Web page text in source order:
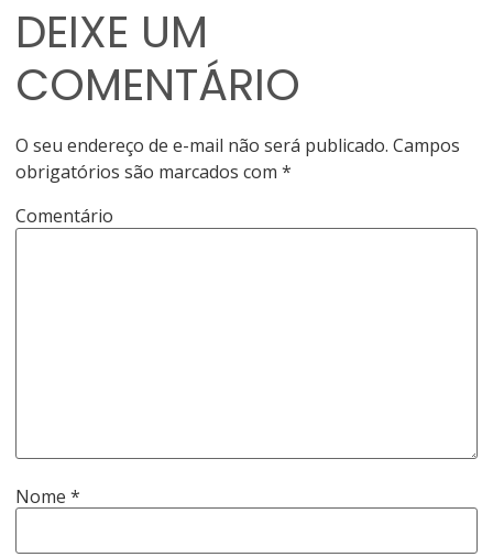
DEIXE UM
COMENTÁRIO
O seu endereço de e-mail não será publicado. Campos
obrigatórios são marcados com*
Comentário
Nome*